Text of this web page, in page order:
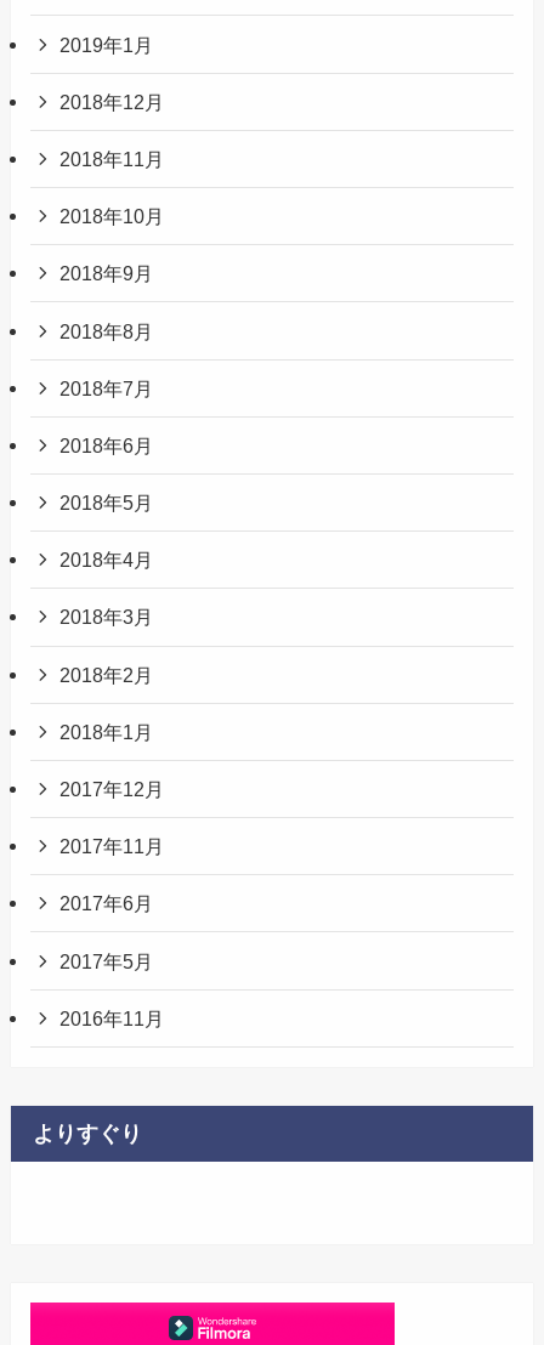
2019年1月
2018年12月
2018年11月
2018年10月
2018年9月
2018年8月
2018年7月
2018年6月
2018年5月
2018年4月
2018年3月
2018年2月
2018年1月
2017年12月
2017年11月
2017年6月
2017年5月
2016年11月
よりすぐり